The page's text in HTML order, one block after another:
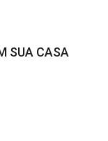
SUA CASA